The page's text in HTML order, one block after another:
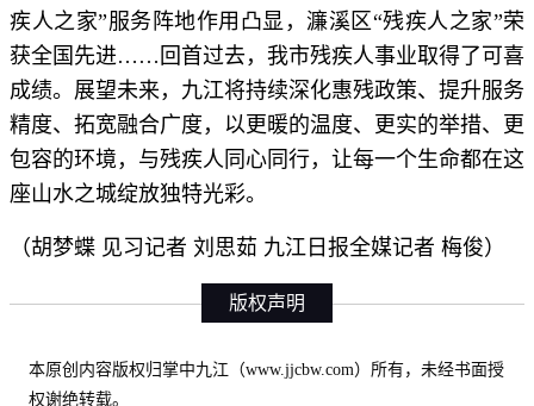
疾人之家”服务阵地作用凸显，濂溪区“残疾人之家”荣
获全国先进……回首过去，我市残疾人事业取得了可喜
成绩。展望未来，九江将持续深化惠残政策、提升服务
精度、拓宽融合广度，以更暖的温度、更实的举措、更
包容的环境，与残疾人同心同行，让每一个生命都在这
座山水之城绽放独特光彩。
（胡梦蝶 见习记者 刘思茹 九江日报全媒记者 梅俊）
版权声明
本原创内容版权归掌中九江（www.jjcbw.com）所有，未经书面授
权谢绝转载。